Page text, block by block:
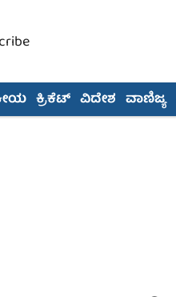
ಕ್ರಿಕೆಟ್ ವಿದೇಶ ವಾಣಿಜ್ಯ